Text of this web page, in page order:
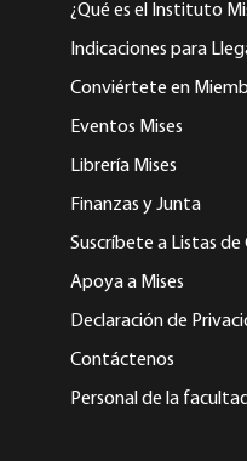
¿Qué es el Instituto
Indicaciones para
Conviértete en
Eventos Mises
Librería Mises
Finanzas y Junta
Suscríbete a Listas
Apoya a Mises
Declaración de
Contáctenos
Personal de la facultad